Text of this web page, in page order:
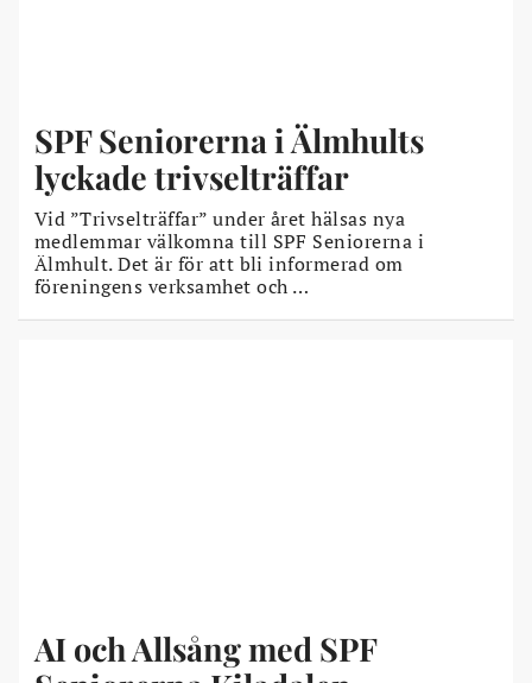
SPF Seniorerna i Älmhults
lyckade trivselträffar
Vid ”Trivselträffar” under året hälsas nya
medlemmar välkomna till SPF Seniorerna i
Älmhult. Det är för att bli informerad om
föreningens verksamhet och …
AI och Allsång med SPF